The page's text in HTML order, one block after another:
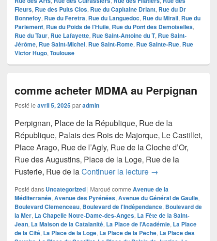
Fleurs, Rue des Puits Clos, Rue du Capitaine Driant, Rue du Dr
Bonnefoy, Rue du Feretra, Rue du Languedoc, Rue du Mirail, Rue du
Parlement, Rue du Poids de l'Huile, Rue du Pont des Demoiselles,
Rue du Taur, Rue Lafayette, Rue Saint-Antoine du T, Rue Saint-
Jérôme, Rue Saint-Michel, Rue Saint-Rome, Rue Sainte-Rue, Rue
Victor Hugo, Toulouse
comme acheter MDMA au Perpignan
Posté le avril 5, 2025paradmin
Perpignan, Place de la République, Rue de la
République, Palais des Rois de Majorque, Le Castillet,
Place Arago, Rue de l’Agly, Rue de la Cloche d’Or,
Rue des Augustins, Place de la Loge, Rue de la
Fusterie, Rue de laContinuer la lecture comme acheter
→
Posté dans Uncategorized | Marqué comme Avenue de la
Méditerranée, Avenue des Pyrénées, Avenue du Général de Gaulle,
Boulevard Clemenceau, Boulevard de l'Indépendance, Boulevard de
la Mer, La Chapelle Notre-Dame-des-Anges, La Fête de la Saint-
Jean, La Maison de la Catalanité, La Place de l’Académie, La Place
de la Cité, La Place de la Loge, La Place de la Pêche, La Place des